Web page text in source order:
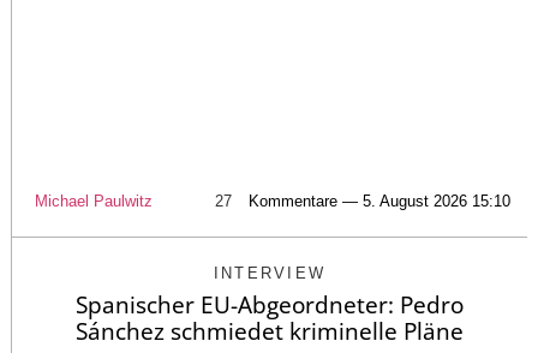
Michael Paulwitz 27 Kommentare — 5. August 2026 15:10
INTERVIEW
Spanischer EU-Abgeordneter: Pedro
Sánchez schmiedet kriminelle Pläne